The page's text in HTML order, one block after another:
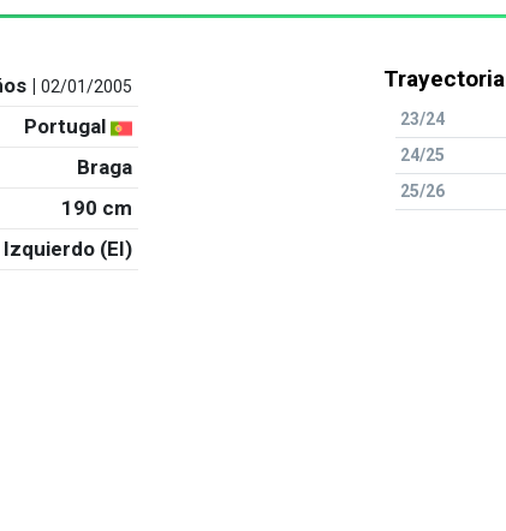
|02/01/2005
Portugal
Braga
190 cm
(EI)
Trayectoria
23/24
24/25
25/26